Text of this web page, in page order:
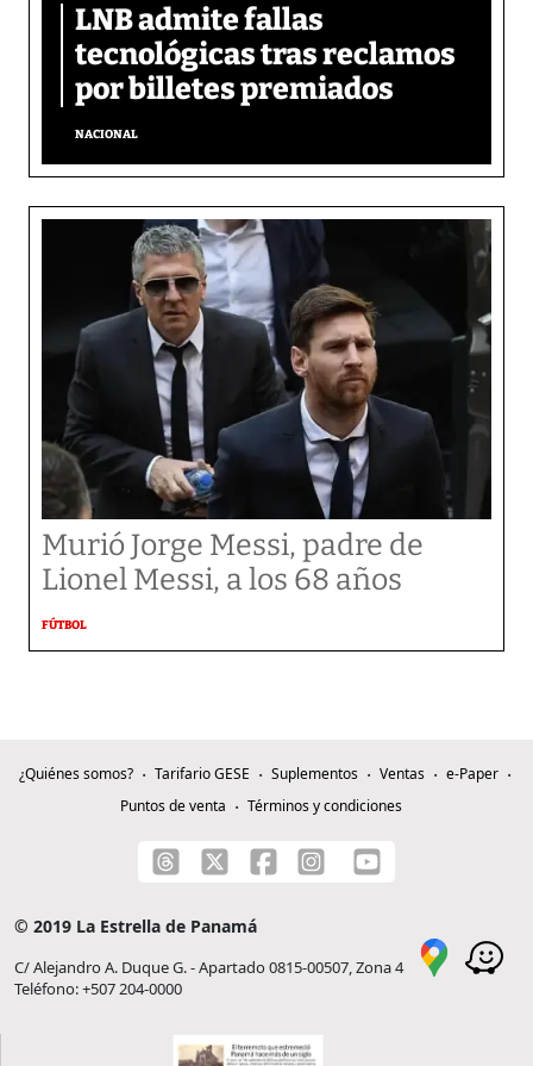
LNB admite fallas
tecnológicas tras reclamos
por billetes premiados
NACIONAL
Murió Jorge Messi, padre de
Lionel Messi, a los 68 años
FÚTBOL
¿Quiénes somos? Tarifario GESE Suplementos Ventas
e-Paper
Puntos de venta
Términos y condiciones
© 2019 La Estrella de Panamá
C/ Alejandro A. Duque G. - Apartado 0815-00507, Zona 4
Teléfono: +507 204-0000